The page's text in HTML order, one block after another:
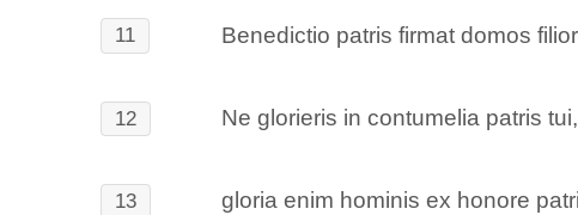
11 Benedictio patris firmat domos
12 Ne glorieris in contumelia patris
13 gloria enim hominis ex honore